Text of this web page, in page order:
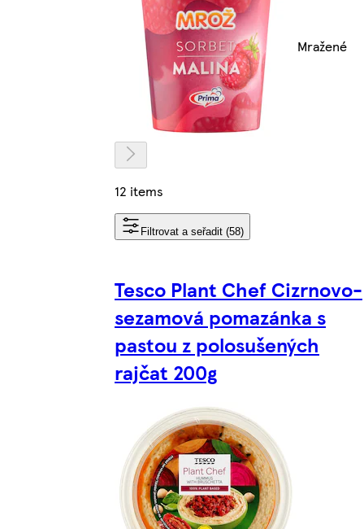
Mražené
12 items
Filtrovat a seřadit (58)
Tesco Plant Chef Cizrnovo-
sezamová pomazánka s
pastou z polosušených
rajčat 200g